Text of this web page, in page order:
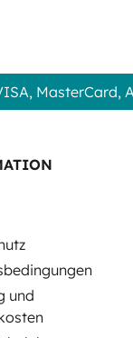
MasterCard,
und